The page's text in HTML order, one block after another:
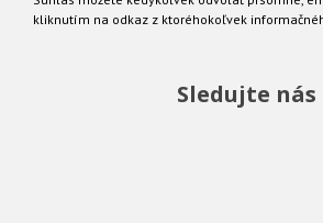
kliknutím na odkaz z ktoréhokoľvek
Sledujte nás